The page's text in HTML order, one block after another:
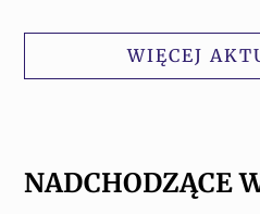
WIĘCEJ
NADCHODZĄCE